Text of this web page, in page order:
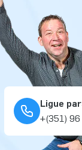
Ligue
+(351)